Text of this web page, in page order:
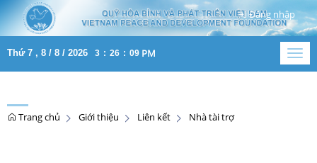
Đăng nhập
Thứ 7 , 8 / 8 / 2026 3 : 26 : 09 PM
Trang chủ Giới thiệu Liên kết Nhà tài trợ